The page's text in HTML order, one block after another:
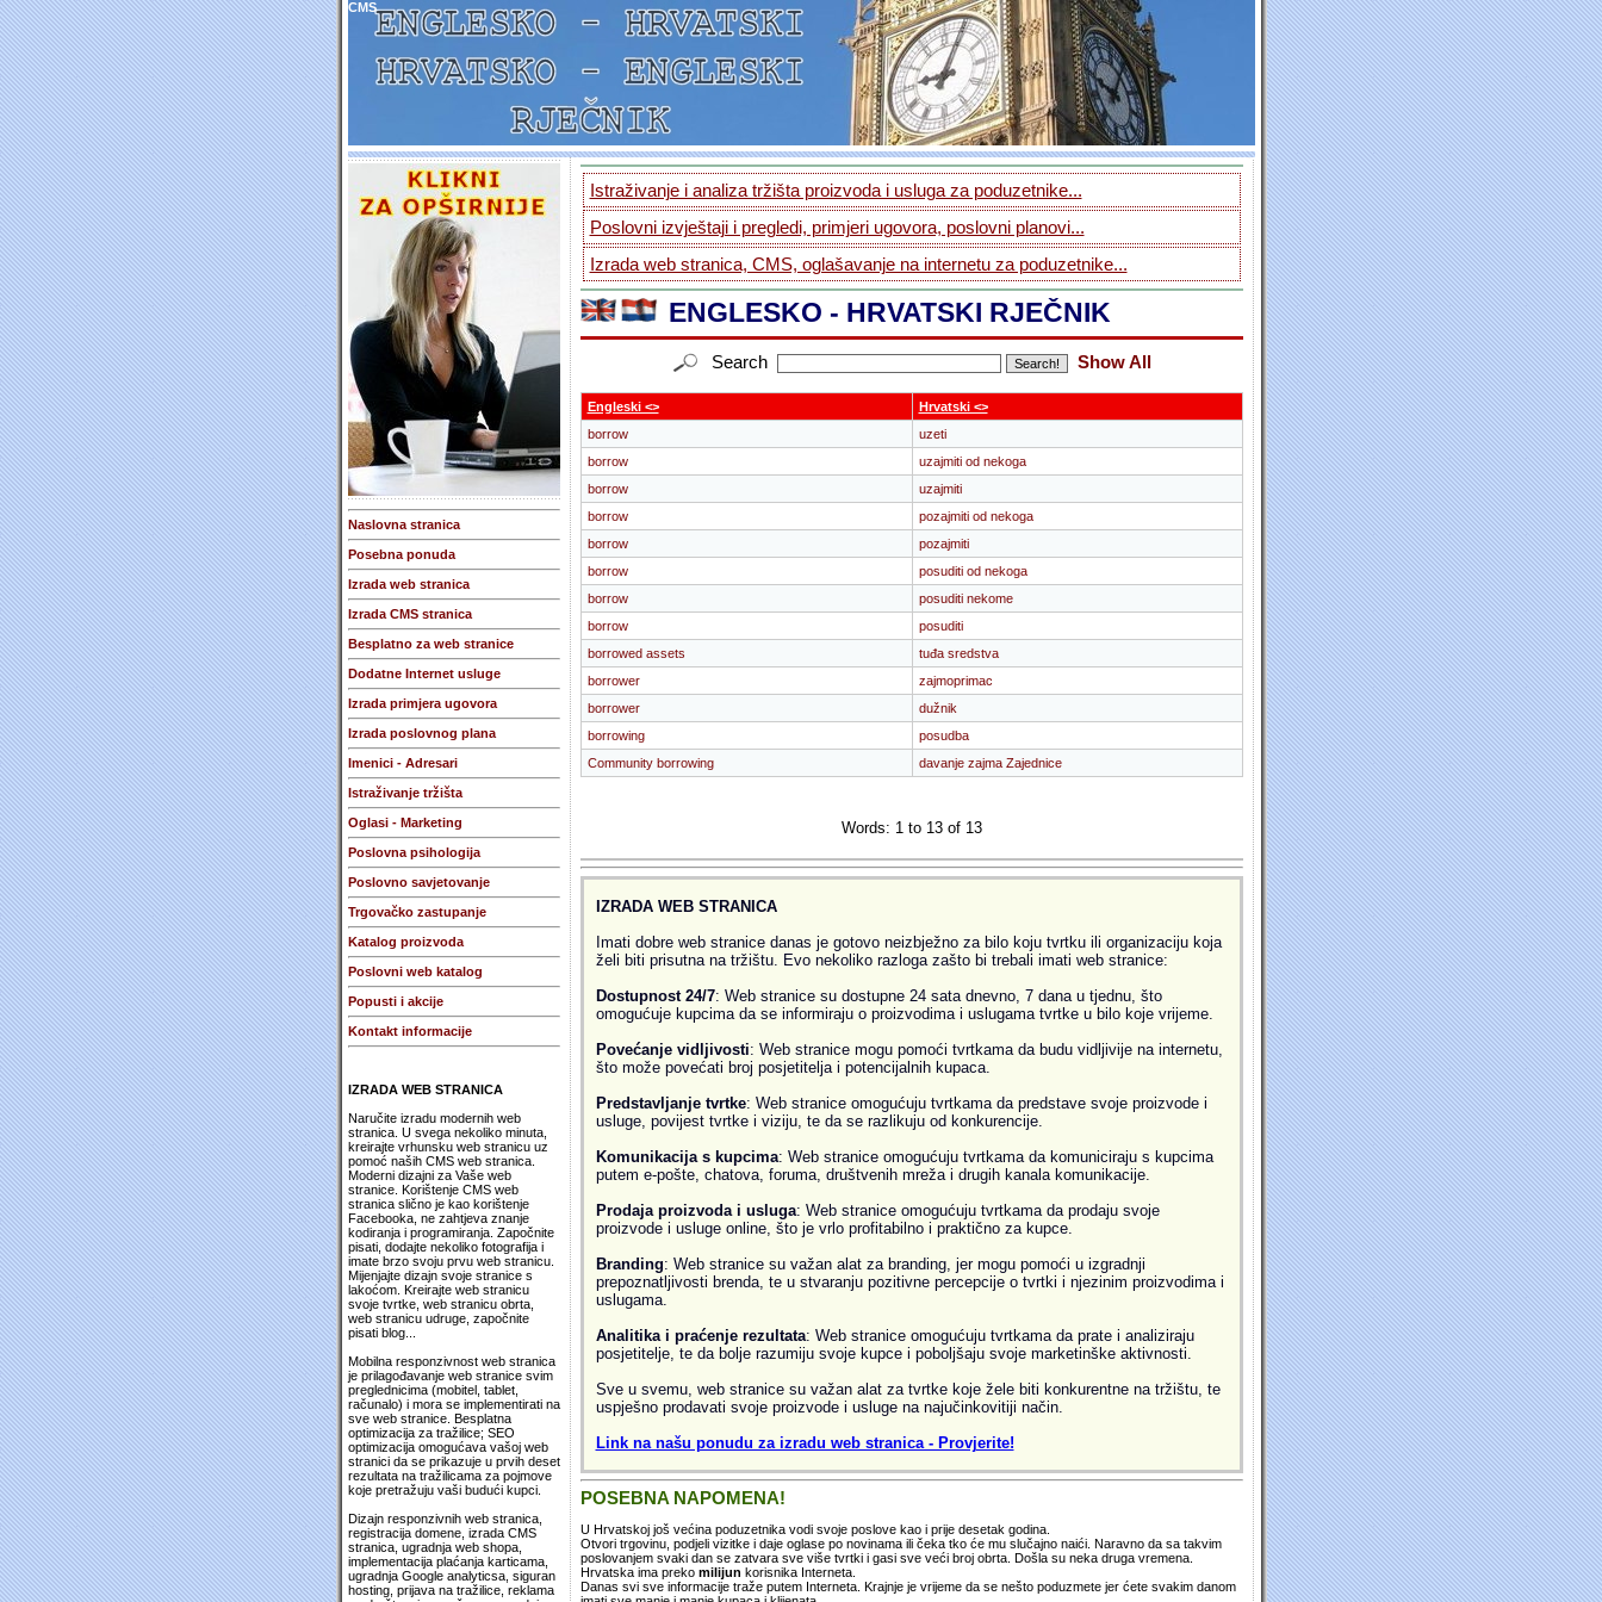
CMS
Naslovna stranica
Posebna ponuda
Izrada web stranica
Izrada CMS stranica
Besplatno za web stranice
Dodatne Internet usluge
Izrada primjera ugovora
Izrada poslovnog plana
Imenici - Adresari
Istraživanje tržišta
Oglasi - Marketing
Poslovna psihologija
Poslovno savjetovanje
Trgovačko zastupanje
Katalog proizvoda
Poslovni web katalog
Popusti i akcije
Kontakt informacije
IZRADA WEB STRANICA
Naručite izradu modernih web
stranica. U svega nekoliko minuta,
kreirajte vrhunsku web stranicu uz
pomoć naših CMS web stranica.
Moderni dizajni za Vaše web
stranice. Korištenje CMS web
stranica slično je kao korištenje
Facebooka, ne zahtjeva znanje
kodiranja i programiranja. Započnite
pisati, dodajte nekoliko fotografija i
imate brzo svoju prvu web stranicu.
Mijenjajte dizajn svoje stranice s
lakoćom. Kreirajte web stranicu
svoje tvrtke, web stranicu obrta,
web stranicu udruge, započnite
pisati blog...
Mobilna responzivnost web stranica
je prilagođavanje web stranice svim
preglednicima (mobitel, tablet,
računalo) i mora se implementirati na
sve web stranice. Besplatna
optimizacija za tražilice; SEO
optimizacija omogućava vašoj web
stranici da se prikazuje u prvih deset
rezultata na tražilicama za pojmove
koje pretražuju vaši budući kupci.
Dizajn responzivnih web stranica,
registracija domene, izrada CMS
stranica, ugradnja web shopa,
implementacija plaćanja karticama,
ugradnja Google analyticsa, siguran
hosting, prijava na tražilice, reklama
Istraživanje i analiza tržišta proizvoda i usluga za poduzetnike...
Poslovni izvještaji i pregledi, primjeri ugovora, poslovni planovi...
Izrada web stranica, CMS, oglašavanje na internetu za poduzetnike...
ENGLESKO - HRVATSKI RJEČNIK
Search Show All
Engleski <>
Hrvatski <>
borrow
uzeti
borrow
uzajmiti od nekoga
borrow
uzajmiti
borrow
pozajmiti od nekoga
borrow
pozajmiti
borrow
posuditi od nekoga
borrow
posuditi nekome
borrow
posuditi
borrowed assets
tuđa sredstva
borrower
zajmoprimac
borrower
dužnik
borrowing
posudba
Community borrowing
davanje zajma Zajednice
Words: 1 to 13 of 13
IZRADA WEB STRANICA
Imati dobre web stranice danas je gotovo neizbježno za bilo koju tvrtku ili organizaciju koja
želi biti prisutna na tržištu. Evo nekoliko razloga zašto bi trebali imati web stranice:
Dostupnost 24/7: Web stranice su dostupne 24 sata dnevno, 7 dana u tjednu, što
omogućuje kupcima da se informiraju o proizvodima i uslugama tvrtke u bilo koje vrijeme.
Povećanje vidljivosti: Web stranice mogu pomoći tvrtkama da budu vidljivije na internetu,
što može povećati broj posjetitelja i potencijalnih kupaca.
Predstavljanje tvrtke: Web stranice omogućuju tvrtkama da predstave svoje proizvode i
usluge, povijest tvrtke i viziju, te da se razlikuju od konkurencije.
Komunikacija s kupcima: Web stranice omogućuju tvrtkama da komuniciraju s kupcima
putem e-pošte, chatova, foruma, društvenih mreža i drugih kanala komunikacije.
Prodaja proizvoda i usluga: Web stranice omogućuju tvrtkama da prodaju svoje
proizvode i usluge online, što je vrlo profitabilno i praktično za kupce.
Branding: Web stranice su važan alat za branding, jer mogu pomoći u izgradnji
prepoznatljivosti brenda, te u stvaranju pozitivne percepcije o tvrtki i njezinim proizvodima i
uslugama.
Analitika i praćenje rezultata: Web stranice omogućuju tvrtkama da prate i analiziraju
posjetitelje, te da bolje razumiju svoje kupce i poboljšaju svoje marketinške aktivnosti.
Sve u svemu, web stranice su važan alat za tvrtke koje žele biti konkurentne na tržištu, te
uspješno prodavati svoje proizvode i usluge na najučinkovitiji način.
Link na našu ponudu za izradu web stranica - Provjerite!
POSEBNA NAPOMENA!
U Hrvatskoj još većina poduzetnika vodi svoje poslove kao i prije desetak godina.
Otvori trgovinu, podjeli vizitke i daje oglase po novinama ili čeka tko će mu slučajno naići. Naravno da sa takvim
poslovanjem svaki dan se zatvara sve više tvrtki i gasi sve veći broj obrta. Došla su neka druga vremena.
Hrvatska ima preko milijun korisnika Interneta.
Danas svi sve informacije traže putem Interneta. Krajnje je vrijeme da se nešto poduzmete jer ćete svakim danom